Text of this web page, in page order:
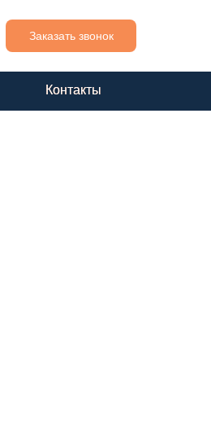
Заказать звонок
Контакты
Контакты
Контакты
Контакты